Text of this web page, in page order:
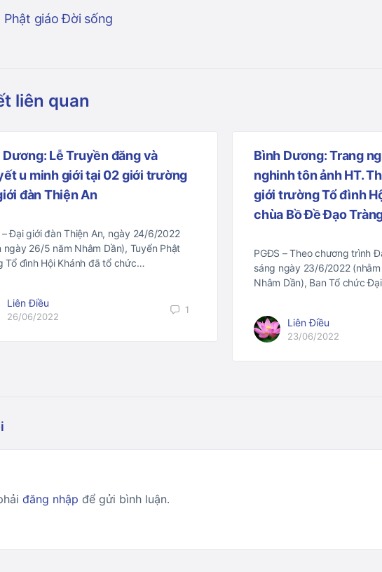
Phật giáo Đời sống
liên quan
Dương: Lễ Truyền đăng và
u minh giới tại 02 giới trường
đàn Thiện An
– Đại giới đàn Thiện An, ngày 24/6/2022
ngày 26/5 năm Nhâm Dần), Tuyển Phật
Tổ đình Hội Khánh đã tổ chức…
Liên Điều
26/06/2022
1
Bình Dương: Trang
nghinh tôn ảnh HT.
giới trường Tổ đình
chùa Bồ Đề Đạo
PGĐS – Theo chương trình
sáng ngày 23/6/2022
Nhâm Dần), Ban Tổ chức
Liên Điều
23/06/2022
đăng nhập để gửi bình luận.